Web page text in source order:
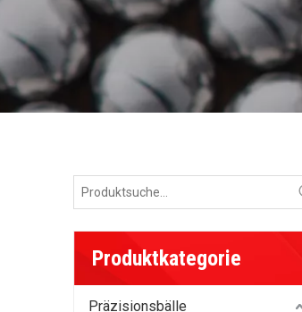
Produktkategorie
Präzisionsbälle